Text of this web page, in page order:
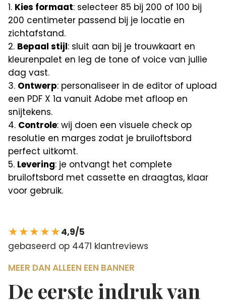
Kies formaat: selecteer 85 bij 200 of 100 bij
200 centimeter passend bij je locatie en
zichtafstand.
Bepaal stijl: sluit aan bij je trouwkaart en
kleurenpalet en leg de tone of voice van jullie
dag vast.
Ontwerp: personaliseer in de editor of upload
een PDF X 1a vanuit Adobe met afloop en
snijtekens.
Controle: wij doen een visuele check op
resolutie en marges zodat je bruiloftsbord
perfect uitkomt.
Levering: je ontvangt het complete
bruiloftsbord met cassette en draagtas, klaar
voor gebruik.
★★★★★4,9/5
gebaseerd op 4471 klantreviews
MEER DAN ALLEEN EEN BANNER
De eerste indruk van